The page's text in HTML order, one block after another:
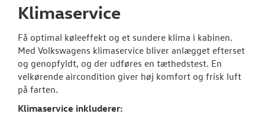
Klimaservice
Få optimal køleeffekt og et sundere klima i kabinen.
Med Volkswagens klimaservice bliver anlægget efterset
og genopfyldt, og der udføres en tæthedstest. En
velkørende aircondition giver høj komfort og frisk luft
på farten.
Klimaservice inkluderer: